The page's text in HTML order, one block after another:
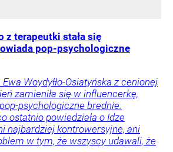
z terapeutki stała się
pop-psychologiczne
Woydyłło-Osiatyńska z cenionej
zamieniła się w influencerkę,
psychologiczne brednie.
ostatnio powiedziała o Idze
najbardziej kontrowersyjne, ani
w tym, że wszyscy udawali, że